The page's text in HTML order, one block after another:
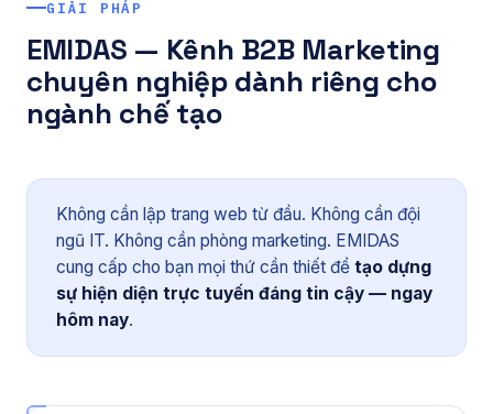
GIẢI PHÁP
EMIDAS — Kênh B2B Marketing
chuyên nghiệp dành riêng cho
ngành chế tạo
Không cần lập trang web từ đầu. Không cần đội
ngũ IT. Không cần phòng marketing. EMIDAS
cung cấp cho bạn mọi thứ cần thiết để tạo dựng
sự hiện diện trực tuyến đáng tin cậy — ngay
hôm nay.